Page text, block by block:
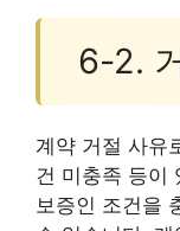
6-2.
계약 거절 사유
건 미충족 등이
보증인 조건을